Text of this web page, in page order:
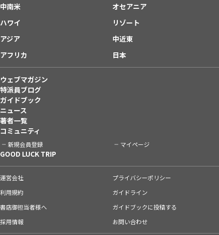
中南米
オセアニア
ハワイ
リゾート
アジア
中近東
アフリカ
日本
ウェブマガジン
特派員ブログ
ガイドブック
ニュース
著者一覧
コミュニティ
新規会員登録 マイページ
GOOD LUCK TRIP
運営会社
プライバシーポリシー
利用規約
ガイドライン
書店御担当者様へ
ガイドブックに投稿する
採用情報
お問い合わせ